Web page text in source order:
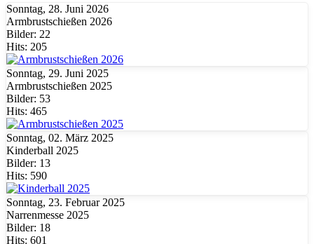
Sonntag, 28. Juni 2026
Armbrustschießen 2026
Bilder: 22
Hits: 205
Sonntag, 29. Juni 2025
Armbrustschießen 2025
Bilder: 53
Hits: 465
Sonntag, 02. März 2025
Kinderball 2025
Bilder: 13
Hits: 590
Sonntag, 23. Februar 2025
Narrenmesse 2025
Bilder: 18
Hits: 601